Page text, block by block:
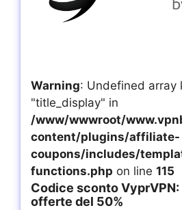
Warning: Undefined array
"title_display" in
/www/wwwroot/
content/plugins/affiliate-
coupons/includes/
functions.php on line 115
Codice sconto VyprVPN:
offerte del 50%